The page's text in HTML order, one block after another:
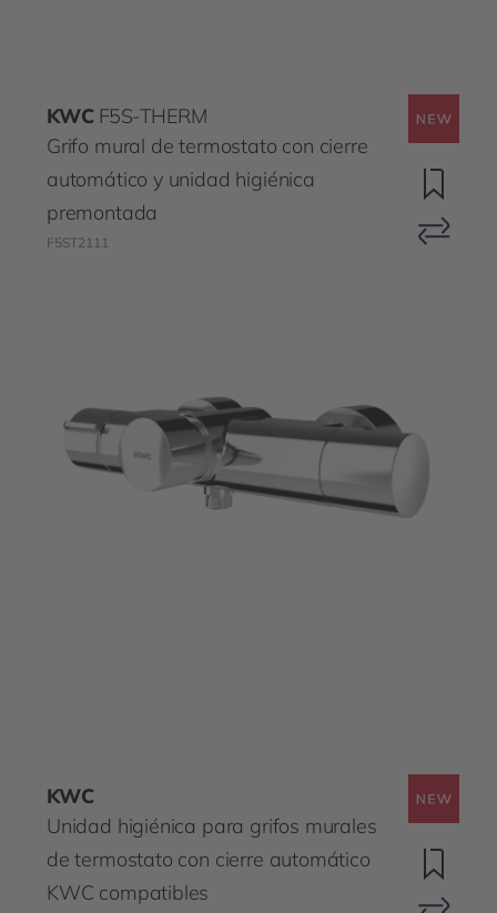
KWC F5S-THERM
Grifo mural de termostato con cierre
automático y unidad higiénica
premontada
F5ST2111
KWC
Unidad higiénica para grifos murales
de termostato con cierre automático
KWC compatibles